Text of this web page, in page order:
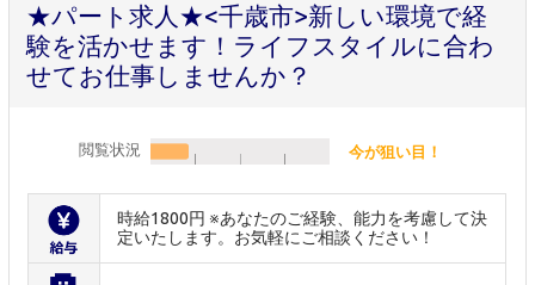
★パート求人★<千歳市>新しい環境で経
験を活かせます！ライフスタイルに合わ
せてお仕事しませんか？
閲覧状況 今が狙い目！
時給1800円 ※あなたのご経験、能力を考慮して決
定いたします。お気軽にご相談ください！